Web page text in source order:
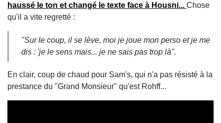
haussé le ton et changé le texte face à Housni... Chose
qu'il a vite regretté :
"Sur le coup, il se lève, moi je joue mon perso et je me
dis : 'je le sens mais... je ne sais pas trop là".
En clair, coup de chaud pour Sam's, qui n'a pas résisté à la
prestance du "Grand Monsieur" qu'est Rohff...